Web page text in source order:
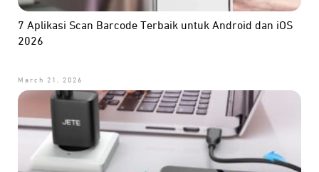
7 Aplikasi Scan Barcode Terbaik untuk Android dan iOS
2026
March 21, 2026